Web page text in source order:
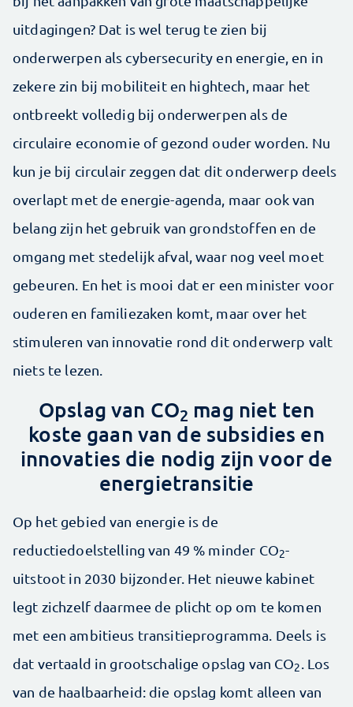
uitdagingen? Dat is wel terug te zien bij
onderwerpen als cybersecurity en energie, en in
zekere zin bij mobiliteit en hightech, maar het
ontbreekt volledig bij onderwerpen als de
circulaire economie of gezond ouder worden. Nu
kun je bij circulair zeggen dat dit onderwerp deels
overlapt met de energie-agenda, maar ook van
belang zijn het gebruik van grondstoffen en de
omgang met stedelijk afval, waar nog veel moet
gebeuren. En het is mooi dat er een minister voor
ouderen en familiezaken komt, maar over het
stimuleren van innovatie rond dit onderwerp valt
niets te lezen.
Opslag van CO2 mag niet ten
koste gaan van de subsidies en
innovaties die nodig zijn voor de
energietransitie
Op het gebied van energie is de
reductiedoelstelling van 49 % minder CO2-
uitstoot in 2030 bijzonder. Het nieuwe kabinet
legt zichzelf daarmee de plicht op om te komen
met een ambitieus transitieprogramma. Deels is
dat vertaald in grootschalige opslag van CO2
. Los
van de haalbaarheid: die opslag komt alleen van